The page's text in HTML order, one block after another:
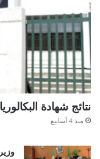
نتائج شهادة البكالوريا (دورة 2026)
منذ 4 أسابيع